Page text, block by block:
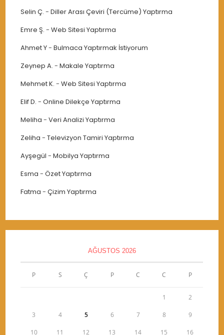
Selin Ç. -Diller Arası Çeviri (Tercüme) Yaptırma
Emre Ş. -Web Sitesi Yaptırma
Ahmet Y-Bulmaca Yaptırmak İstiyorum
Zeynep A. -Makale Yaptırma
Mehmet K. -Web Sitesi Yaptırma
Elif D. -Online Dilekçe Yaptırma
Meliha -Veri Analizi Yaptırma
Zeliha -Televizyon Tamiri Yaptırma
Ayşegül -Mobilya Yaptırma
Esma -Özet Yaptırma
Fatma -Çizim Yaptırma
AĞUSTOS 2026
P S Ç P C C P
1 2
3 4 5 6 7 8 9
10 11 12 13 14 15 16